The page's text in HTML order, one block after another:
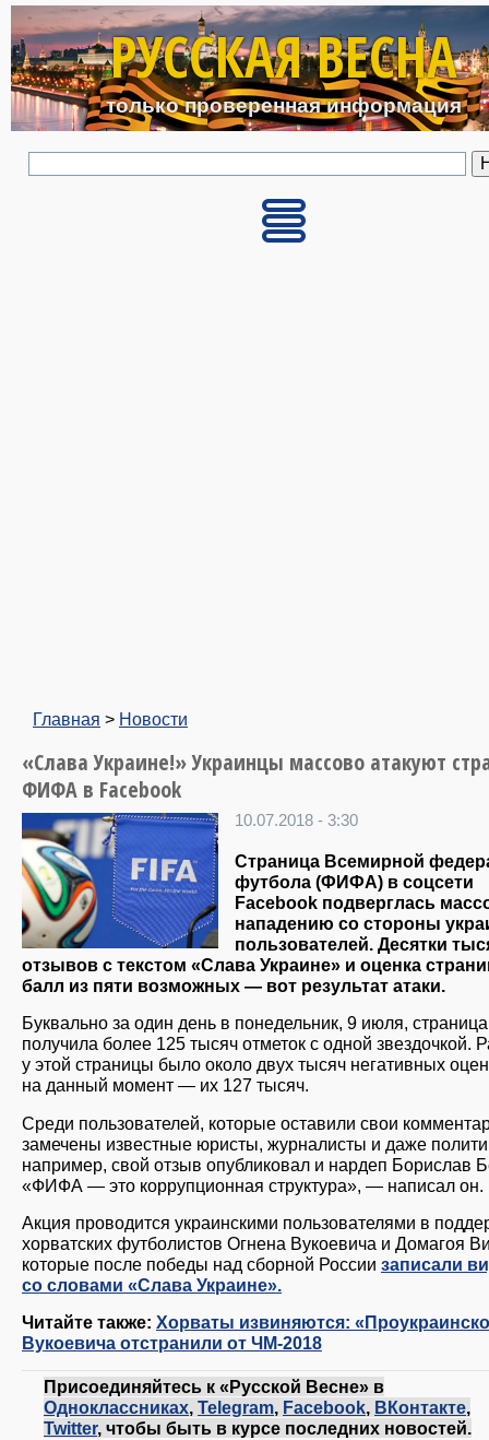
Перейти к основному
РУССКАЯ ВЕСНА
только проверенная информация
Главная > Новости
«Слава Украине!» Украинцы массово атакуют
ФИФА в Facebook
10.07.2018 - 3:30
Страница Всемирной
футбола (ФИФА) в соцсети
Facebook подверглась
нападению со стороны
пользователей. Десятки
отзывов с текстом «Слава Украине» и оценка
балл из пяти возможных — вот результат атаки.
Буквально за один день в понедельник, 9 июля, страница
получила более 125 тысяч отметок с одной звездочкой.
у этой страницы было около двух тысяч негативных
на данный момент — их 127 тысяч.
Среди пользователей, которые оставили свои
замечены известные юристы, журналисты и даже
например, свой отзыв опубликовал и нардеп Борислав
«ФИФА — это коррупционная структура», — написал он.
Акция проводится украинскими пользователями в
хорватских футболистов Огнена Вукоевича и Домагоя
которые после победы над сборной России записали
со словами «Слава Украине».
Читайте также: Хорваты извиняются:
Вукоевича отстранили от ЧМ-2018
Присоединяйтесь к «Русской Весне» в
Одноклассниках, Telegram, Facebook, ВКонтакте,
Twitter, чтобы быть в курсе последних новостей.